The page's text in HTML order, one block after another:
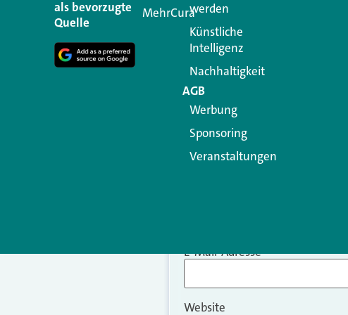
Kommentar
E-Mail-Adresse*
Website
als bevorzugte
Quelle
MehrCurawerden
Künstliche
Intelligenz
Nachhaltigkeit
AGB
Werbung
Sponsoring
Veranstaltungen